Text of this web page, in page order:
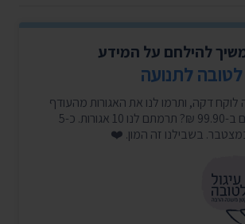
להילחם על המידע
לתנועה
לוקח דקה, ותרמו לנו את האגורות מהעודף
בכל קנייה. קניתם ב-99.90 ₪? תרמתם לנו 10 אגורות. כ-5
בשבילנו זה המון. ❤️